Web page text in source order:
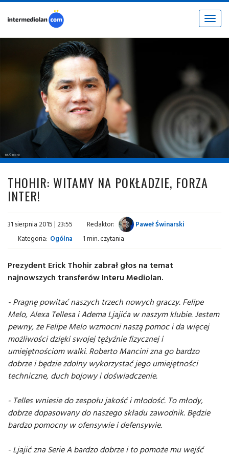
Toggle
fot. © inter.it
THOHIR: WITAMY NA POKŁADZIE, FORZA
INTER!
31 sierpnia 2015 | 23:55 Redaktor:
Paweł Świnarski
Kategoria: Ogólna 1 min. czytania
Prezydent Erick Thohir zabrał głos na temat
najnowszych transferów Interu Mediolan.
- Pragnę powitać naszych trzech nowych graczy. Felipe
Melo, Alexa Tellesa i Adema Ljajića w naszym klubie. Jestem
pewny, że Felipe Melo wzmocni naszą pomoc i da więcej
możliwości dzięki swojej tężyźnie fizycznej i
umiejętnościom walki. Roberto Mancini zna go bardzo
dobrze i będzie zdolny wykorzystać jego umiejętności
techniczne, duch bojowy i doświadczenie.
- Telles wniesie do zespołu jakość i młodość. To młody,
dobrze dopasowany do naszego składu zawodnik. Będzie
bardzo pomocny w ofensywie i defensywie.
- Ljajić zna Serie A bardzo dobrze i to pomoże mu wejść